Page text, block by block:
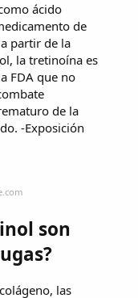
ácido
de
partir de la
la tretinoína es
FDA que no
de la
-Exposición
son
las